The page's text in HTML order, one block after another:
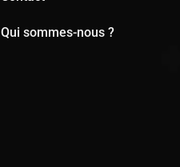
Qui sommes-nous ?